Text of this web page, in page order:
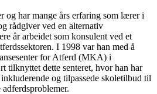
og har mange års erfaring som lærer i
rådgiver ved en alternativ
år arbeidet som konsulent ved et
I 1998 var han med å
for Atferd (MKA) i
tilknyttet dette senteret, hvor han har
og tilpassede skoletilbud til